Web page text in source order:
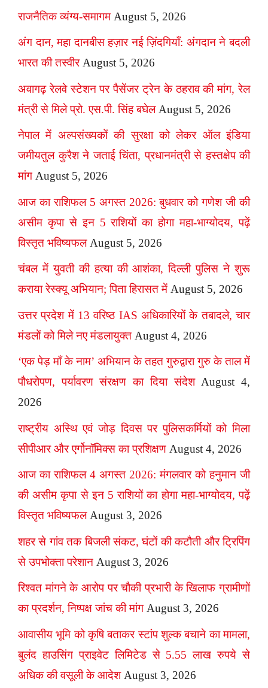
राजनैतिक व्यंग्य-समागम August 5, 2026
अंग दान, महा दानबीस हज़ार नई ज़िंदगियाँ: अंगदान ने बदली
भारत की तस्वीर August 5, 2026
अवागढ़ रेलवे स्टेशन पर पैसेंजर ट्रेन के ठहराव की मांग, रेल
मंत्री से मिले प्रो. एस.पी. सिंह बघेल August 5, 2026
नेपाल में अल्पसंख्यकों की सुरक्षा को लेकर ऑल इंडिया
जमीयतुल कुरैश ने जताई चिंता, प्रधानमंत्री से हस्तक्षेप की
मांग August 5, 2026
आज का राशिफल 5 अगस्त 2026: बुधवार को गणेश जी की
असीम कृपा से इन 5 राशियों का होगा महा-भाग्योदय, पढ़ें
विस्तृत भविष्यफल August 5, 2026
चंबल में युवती की हत्या की आशंका, दिल्ली पुलिस ने शुरू
कराया रेस्क्यू अभियान; पिता हिरासत में August 5, 2026
उत्तर प्रदेश में 13 वरिष्ठ IAS अधिकारियों के तबादले, चार
मंडलों को मिले नए मंडलायुक्त August 4, 2026
‘एक पेड़ माँ के नाम’ अभियान के तहत गुरुद्वारा गुरु के ताल में
पौधरोपण, पर्यावरण संरक्षण का दिया संदेश August 4,
2026
राष्ट्रीय अस्थि एवं जोड़ दिवस पर पुलिसकर्मियों को मिला
सीपीआर और एर्गोनॉमिक्स का प्रशिक्षण August 4, 2026
आज का राशिफल 4 अगस्त 2026: मंगलवार को हनुमान जी
की असीम कृपा से इन 5 राशियों का होगा महा-भाग्योदय, पढ़ें
विस्तृत भविष्यफल August 3, 2026
शहर से गांव तक बिजली संकट, घंटों की कटौती और ट्रिपिंग
से उपभोक्ता परेशान August 3, 2026
रिश्वत मांगने के आरोप पर चौकी प्रभारी के खिलाफ ग्रामीणों
का प्रदर्शन, निष्पक्ष जांच की मांग August 3, 2026
आवासीय भूमि को कृषि बताकर स्टांप शुल्क बचाने का मामला,
बुलंद हाउसिंग प्राइवेट लिमिटेड से 5.55 लाख रुपये से
अधिक की वसूली के आदेश August 3, 2026